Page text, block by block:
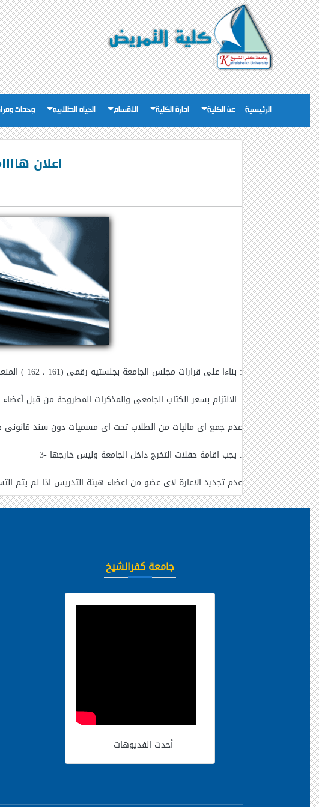
الرئيسية عن الكلية ادارة الكلية الاقسام الحياه الطلابيه وحدات
اعلان
بناءا على قرارات مجلس الجامعة بجلستيه رقمى (161 ، 162 ) المنعقدة بتاريخى 28/8/2018 ، 25/9/2018 الرجاء الالتزام بالاتى :
1- الالتزام بسعر الكتاب الجامعى والمذكرات المطروحة من قبل أعضاء هيئة التدريس طبقا للمعايير ومواصفات الجودة عند طباعة الكتاب الجامعى .
2- عدم جمع اى ماليات من الطلاب تحت اى مسميات دون سند قانونى
3- يجب اقامة حفلات التخرج داخل الجامعة وليس خارجها .
4- عدم تجديد الاعارة لاى عضو من اعضاء هيئة التدريس اذا لم
جامعة كفرالشيخ
أحدث الفديوهات